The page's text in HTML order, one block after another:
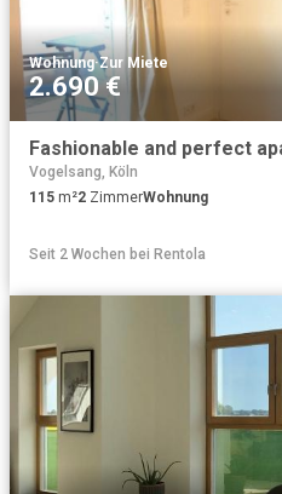
Wohnung·Zur Miete
2.690 €
Vogelsang, Köln
115 m²2 ZimmerWohnung
Seit 2 Wochen bei Rentola